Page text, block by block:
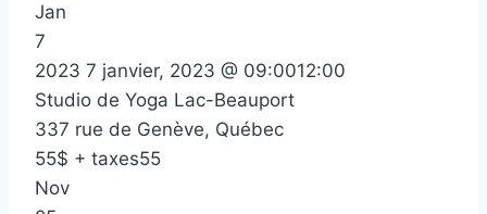
Jan
7
2023 7 janvier, 2023 @ 09:0012:00
Studio de Yoga Lac-Beauport
337 rue de Genève, Québec
55$ + taxes55
Nov